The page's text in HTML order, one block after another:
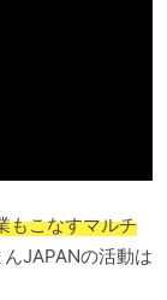
もこなすマルチ
JAPANの活動は